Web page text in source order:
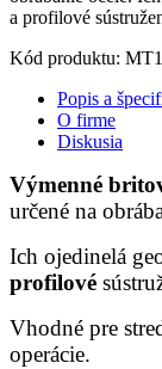
a profilové
Kód produktu:
Popis a
O firme
Diskusia
Výmenné
určené na
Ich ojedinelá
profilové
Vhodné pre
operácie.